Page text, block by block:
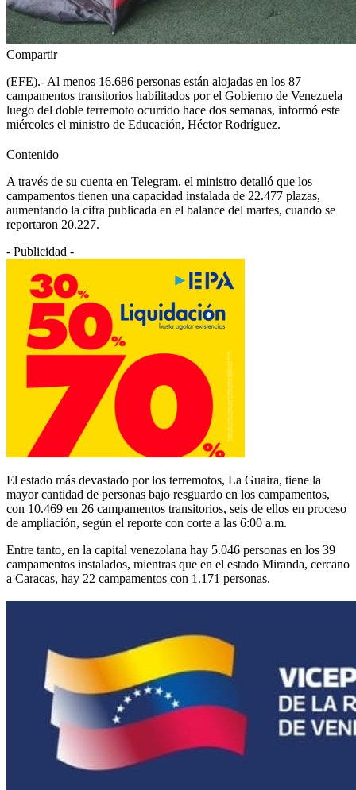
Compartir
(EFE).- Al menos 16.686 personas están alojadas en los 87
campamentos transitorios habilitados por el Gobierno de Venezuela
luego del doble terremoto ocurrido hace dos semanas, informó este
miércoles el ministro de Educación, Héctor Rodríguez.
Contenido
A través de su cuenta en Telegram, el ministro detalló que los
campamentos tienen una capacidad instalada de 22.477 plazas,
aumentando la cifra publicada en el balance del martes, cuando se
reportaron 20.227.
- Publicidad -
El estado más devastado por los terremotos, La Guaira, tiene la
mayor cantidad de personas bajo resguardo en los campamentos,
con 10.469 en 26 campamentos transitorios, seis de ellos en proceso
de ampliación, según el reporte con corte a las 6:00 a.m.
Entre tanto, en la capital venezolana hay 5.046 personas en los 39
campamentos instalados, mientras que en el estado Miranda, cercano
a Caracas, hay 22 campamentos con 1.171 personas.